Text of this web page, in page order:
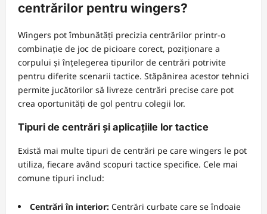
centrărilor pentru wingers?
Wingers pot îmbunătăți precizia centrărilor printr-o
combinație de joc de picioare corect, poziționare a
corpului și înțelegerea tipurilor de centrări potrivite
pentru diferite scenarii tactice. Stăpânirea acestor tehnici
permite jucătorilor să livreze centrări precise care pot
crea oportunități de gol pentru colegii lor.
Tipuri de centrări și aplicațiile lor tactice
Există mai multe tipuri de centrări pe care wingers le pot
utiliza, fiecare având scopuri tactice specifice. Cele mai
comune tipuri includ:
Centrări în interior: Centrări curbate care se îndoaie